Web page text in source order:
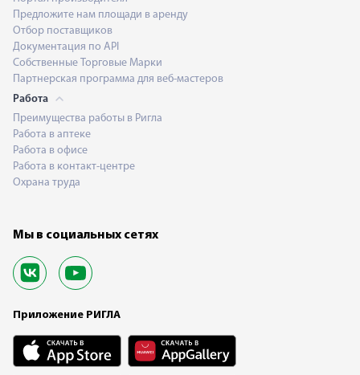
Предложите нам площади в аренду
Отбор поставщиков
Документация по API
Собственные Торговые Марки
Партнерская программа для веб-мастеров
Работа
Преимущества работы в Ригла
Работа в аптеке
Работа в офисе
Работа в контакт-центре
Охрана труда
Мы в социальных сетях
Приложение РИГЛА